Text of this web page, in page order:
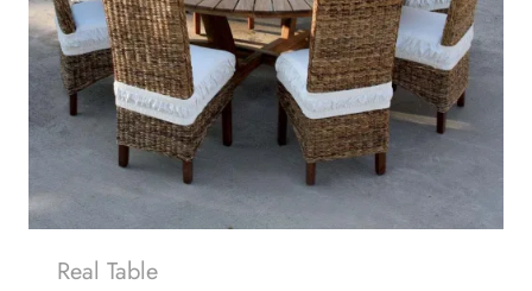
Real Table